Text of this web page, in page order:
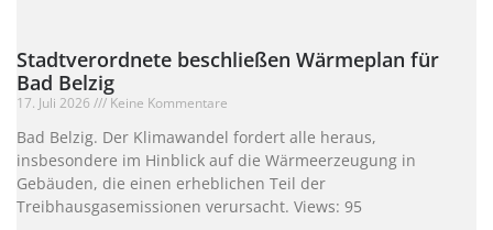
Stadtverordnete beschließen Wärmeplan für
Bad Belzig
17. Juli 2026 Keine Kommentare
Bad Belzig. Der Klimawandel fordert alle heraus,
insbesondere im Hinblick auf die Wärmeerzeugung in
Gebäuden, die einen erheblichen Teil der
Treibhausgasemissionen verursacht. Views: 95